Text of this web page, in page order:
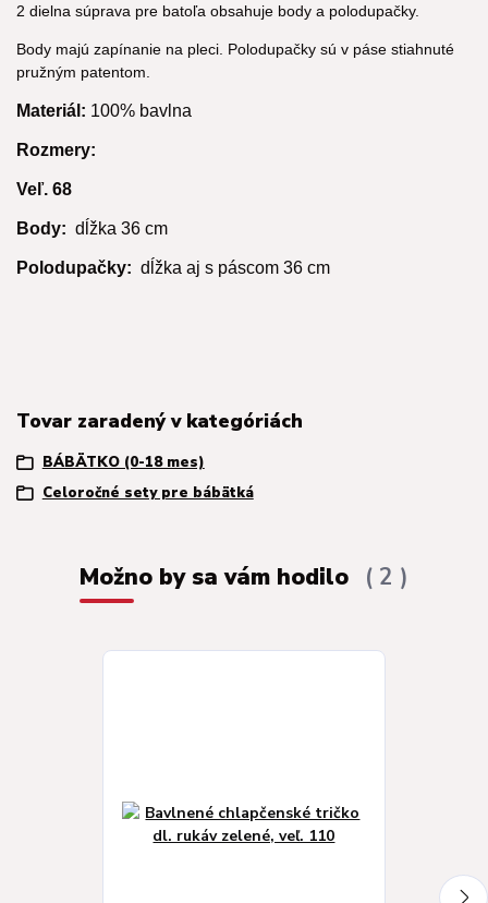
2 dielna súprava pre batoľa obsahuje body a polodupačky.
Body majú zapínanie na pleci. Polodupačky sú v páse stiahnuté
pružným patentom.
Materiál: 100% bavlna
Rozmery:
Veľ. 68
Body: dĺžka 36 cm
Polodupačky: dĺžka aj s páscom 36 cm
Tovar zaradený v kategóriách
BÁBÄTKO (0-18 mes)
Celoročné sety pre bábätká
Možno by sa vám hodilo 2